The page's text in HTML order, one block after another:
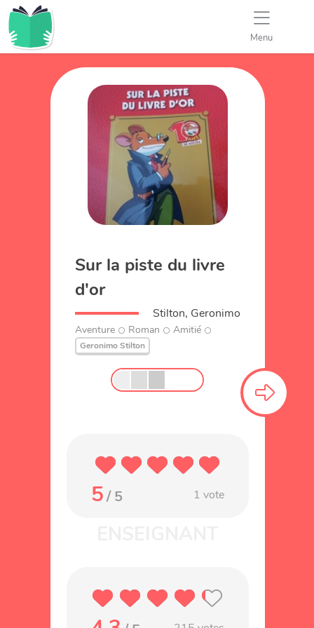
Menu
Sur la piste du livre
d'or
Stilton, Geronimo
Aventure Roman Amitié
Geronimo Stilton
5/ 5 1 vote